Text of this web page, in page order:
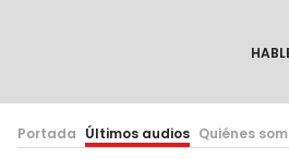
Portada Últimos audios Quiénes